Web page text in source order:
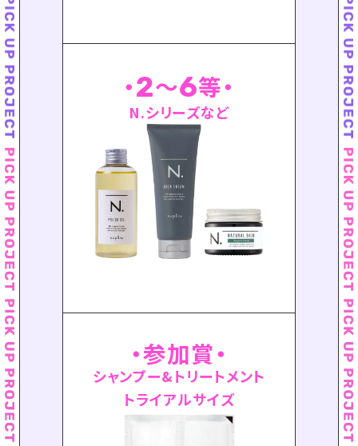
2〜6等
N.シリーズなど
参加賞
シャンプー&トリートメント
トライアルサイズ